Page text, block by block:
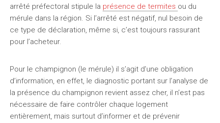
arrêté préfectoral stipule la présence de termites ou du
mérule dans la région. Si l’arrêté est négatif, nul besoin de
ce type de déclaration, même si, c’est toujours rassurant
pour l’acheteur.
Pour le champignon (le mérule) il s’agit d’une obligation
d’information, en effet, le diagnostic portant sur l’analyse de
la présence du champignon revient assez cher, il n’est pas
nécessaire de faire contrôler chaque logement
entièrement, mais surtout d’informer et de prévenir